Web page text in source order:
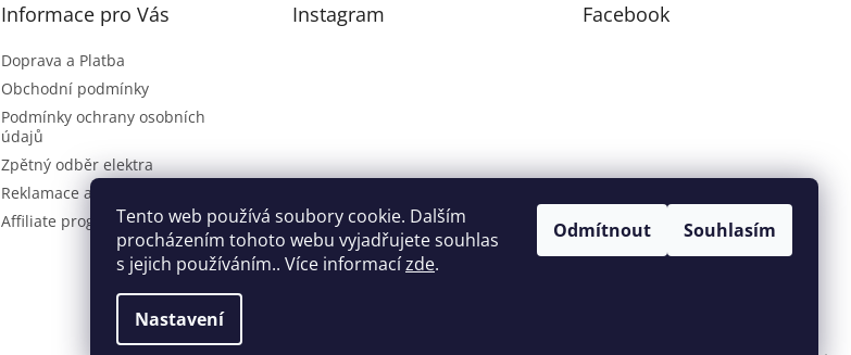
Tento web používá soubory cookie. Dalším
procházením tohoto webu vyjadřujete souhlas
s jejich používáním.. Více informacízde.
Nastavení
Odmítnout Souhlasím
Informace pro Vás
Doprava a Platba
Obchodní podmínky
Podmínky ochrany osobních
údajů
Zpětný odběr elektra
Reklamace a vrácení zboží
Affiliate program
Instagram Facebook